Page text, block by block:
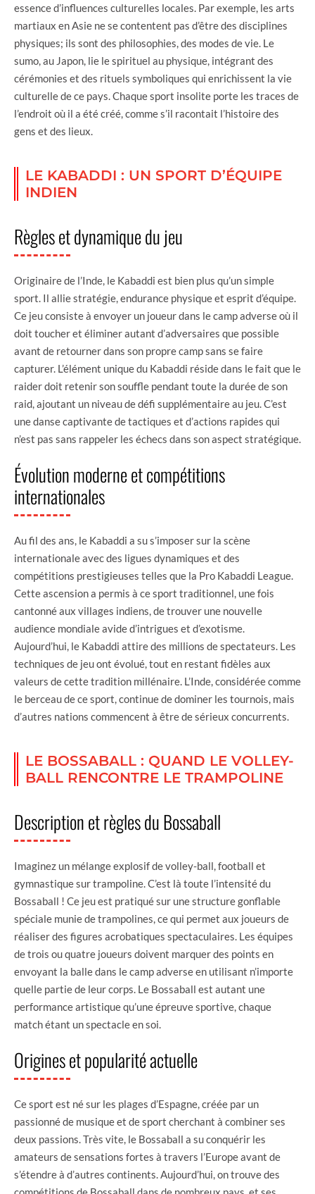
essence d’influences culturelles locales. Par exemple, les arts
martiaux en Asie ne se contentent pas d’être des disciplines
physiques; ils sont des philosophies, des modes de vie. Le
sumo, au Japon, lie le spirituel au physique, intégrant des
cérémonies et des rituels symboliques qui enrichissent la vie
culturelle de ce pays. Chaque sport insolite porte les traces de
l’endroit où il a été créé, comme s’il racontait l’histoire des
gens et des lieux.
LE KABADDI : UN SPORT D’ÉQUIPE
INDIEN
Règles et dynamique du jeu
Originaire de l’Inde, le Kabaddi est bien plus qu’un simple
sport. Il allie stratégie, endurance physique et esprit d’équipe.
Ce jeu consiste à envoyer un joueur dans le camp adverse où il
doit toucher et éliminer autant d’adversaires que possible
avant de retourner dans son propre camp sans se faire
capturer. L’élément unique du Kabaddi réside dans le fait que le
raider doit retenir son souffle pendant toute la durée de son
raid, ajoutant un niveau de défi supplémentaire au jeu. C’est
une danse captivante de tactiques et d’actions rapides qui
n’est pas sans rappeler les échecs dans son aspect stratégique.
Évolution moderne et compétitions
internationales
Au fil des ans, le Kabaddi a su s’imposer sur la scène
internationale avec des ligues dynamiques et des
compétitions prestigieuses telles que la Pro Kabaddi League.
Cette ascension a permis à ce sport traditionnel, une fois
cantonné aux villages indiens, de trouver une nouvelle
audience mondiale avide d’intrigues et d’exotisme.
Aujourd’hui, le Kabaddi attire des millions de spectateurs. Les
techniques de jeu ont évolué, tout en restant fidèles aux
valeurs de cette tradition millénaire. L’Inde, considérée comme
le berceau de ce sport, continue de dominer les tournois, mais
d’autres nations commencent à être de sérieux concurrents.
LE BOSSABALL : QUAND LE VOLLEY-
BALL RENCONTRE LE TRAMPOLINE
Description et règles du Bossaball
Imaginez un mélange explosif de volley-ball, football et
gymnastique sur trampoline. C’est là toute l’intensité du
Bossaball ! Ce jeu est pratiqué sur une structure gonflable
spéciale munie de trampolines, ce qui permet aux joueurs de
réaliser des figures acrobatiques spectaculaires. Les équipes
de trois ou quatre joueurs doivent marquer des points en
envoyant la balle dans le camp adverse en utilisant n’importe
quelle partie de leur corps. Le Bossaball est autant une
performance artistique qu’une épreuve sportive, chaque
match étant un spectacle en soi.
Origines et popularité actuelle
Ce sport est né sur les plages d’Espagne, créée par un
passionné de musique et de sport cherchant à combiner ses
deux passions. Très vite, le Bossaball a su conquérir les
amateurs de sensations fortes à travers l’Europe avant de
s’étendre à d’autres continents. Aujourd’hui, on trouve des